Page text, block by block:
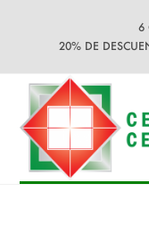
6
20% DE